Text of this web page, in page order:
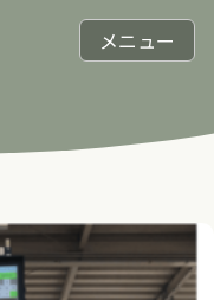
メニュー